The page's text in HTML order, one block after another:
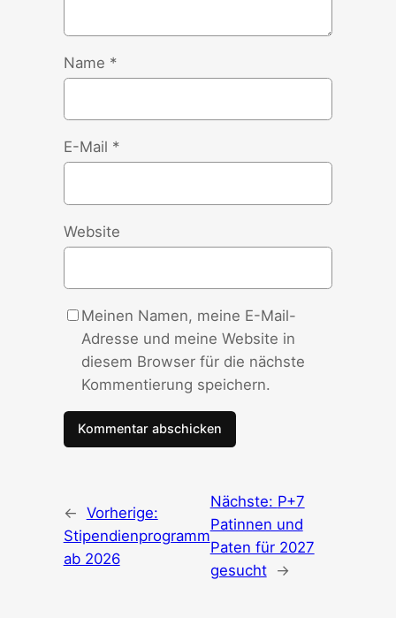
Name *
E-Mail *
Website
Meinen Namen, meine E-Mail-
Adresse und meine Website in
diesem Browser für die nächste
Kommentierung speichern.
← Vorherige:
Stipendienprogramm
ab 2026
Nächste: P+7
Patinnen und
Paten für 2027
gesucht
→